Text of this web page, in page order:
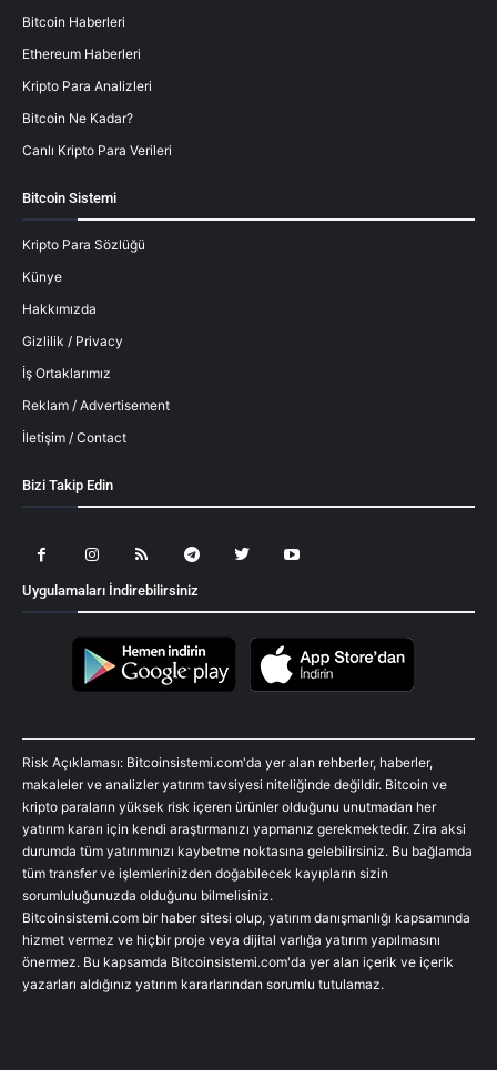
Bitcoin Haberleri
Ethereum Haberleri
Kripto Para Analizleri
Bitcoin Ne Kadar?
Canlı Kripto Para Verileri
Bitcoin Sistemi
Kripto Para Sözlüğü
Künye
Hakkımızda
Gizlilik / Privacy
İş Ortaklarımız
Reklam / Advertisement
İletişim / Contact
Bizi Takip Edin
Uygulamaları İndirebilirsiniz
Risk Açıklaması: Bitcoinsistemi.com'da yer alan rehberler, haberler,
makaleler ve analizler yatırım tavsiyesi niteliğinde değildir. Bitcoin ve
kripto paraların yüksek risk içeren ürünler olduğunu unutmadan her
yatırım kararı için kendi araştırmanızı yapmanız gerekmektedir. Zira aksi
durumda tüm yatırımınızı kaybetme noktasına gelebilirsiniz. Bu bağlamda
tüm transfer ve işlemlerinizden doğabilecek kayıpların sizin
sorumluluğunuzda olduğunu bilmelisiniz.
Bitcoinsistemi.com bir haber sitesi olup, yatırım danışmanlığı kapsamında
hizmet vermez ve hiçbir proje veya dijital varlığa yatırım yapılmasını
önermez. Bu kapsamda Bitcoinsistemi.com'da yer alan içerik ve içerik
yazarları aldığınız yatırım kararlarından sorumlu tutulamaz.